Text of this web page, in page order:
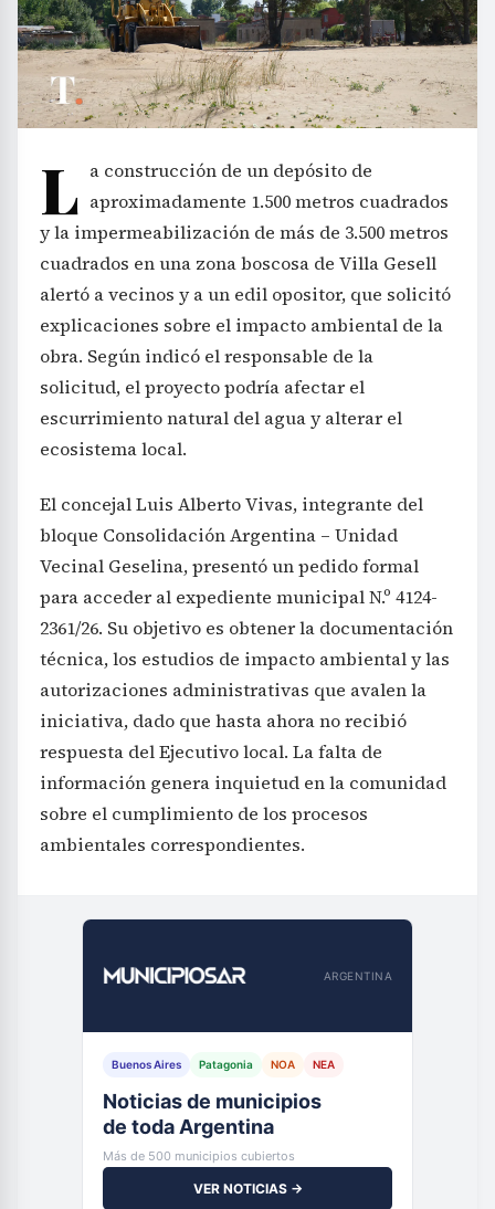
L a construcción de un depósito de
aproximadamente 1.500 metros cuadrados
y la impermeabilización de más de 3.500 metros
cuadrados en una zona boscosa de Villa Gesell
alertó a vecinos y a un edil opositor, que solicitó
explicaciones sobre el impacto ambiental de la
obra. Según indicó el responsable de la
solicitud, el proyecto podría afectar el
escurrimiento natural del agua y alterar el
ecosistema local.
El concejal Luis Alberto Vivas, integrante del
bloque Consolidación Argentina – Unidad
Vecinal Geselina, presentó un pedido formal
para acceder al expediente municipal N.º 4124-
2361/26. Su objetivo es obtener la documentación
técnica, los estudios de impacto ambiental y las
autorizaciones administrativas que avalen la
iniciativa, dado que hasta ahora no recibió
respuesta del Ejecutivo local. La falta de
información genera inquietud en la comunidad
sobre el cumplimiento de los procesos
ambientales correspondientes.
ARGENTINA
Buenos Aires Patagonia NOA NEA
Noticias de municipios
de toda Argentina
Más de 500 municipios cubiertos
VER NOTICIAS →